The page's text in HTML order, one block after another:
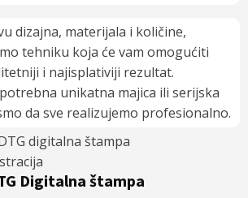
dizajna, materijala i količine,
tehniku koja će vam omogućiti
i najisplativiji rezultat.
unikatna majica ili serijska
da sve realizujemo profesionalno.
Digitalna štampa